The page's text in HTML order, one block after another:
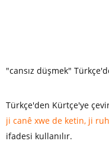
"cansız düş­mek"
Türkçe'den Kürtçe'ye
ji canê xwe de ketin, ji
ifadesi kullanılır.